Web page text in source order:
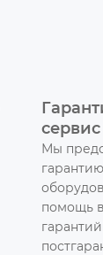
сервис
Мы
помощь в